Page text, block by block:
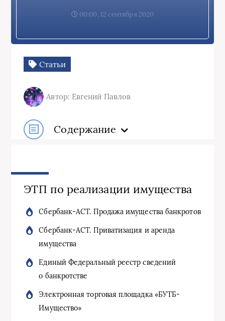
00:00, 12 сентября 2020
Статьи
Автор: Евгений Павлов
Содержание
ЭТП по реализации имущества
Сбербанк-АСТ. Продажа имущества банкротов
Сбербанк-АСТ. Приватизация и аренда
имущества
Единый Федеральный реестр сведений
о банкротстве
Электронная торговая площадка «БУТБ-
Имущество»